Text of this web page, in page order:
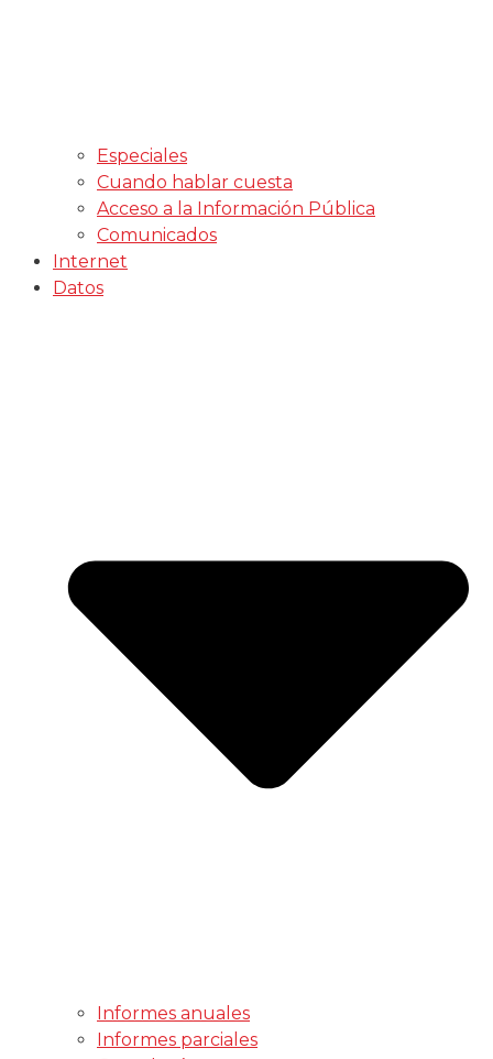
Especiales
Cuando hablar cuesta
Acceso a la Información Pública
Comunicados
Internet
Datos
Informes anuales
Informes parciales